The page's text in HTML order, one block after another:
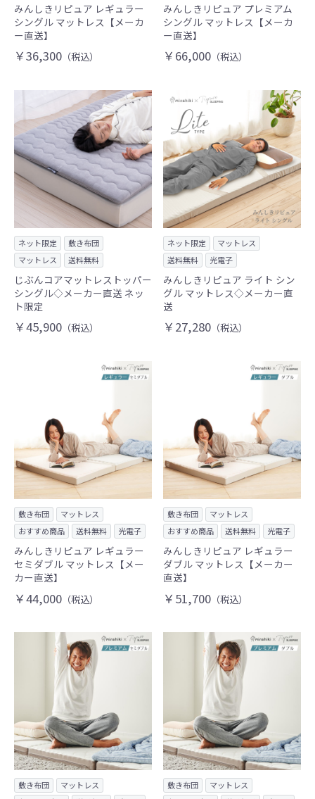
みんしきリピュア レギュラー
シングル マットレス【メーカ
ー直送】
￥36,300 （税込）
みんしきリピュア プレミアム
シングル マットレス【メーカ
ー直送】
￥66,000 （税込）
ネット限定
敷き布団
マットレス
送料無料
じぶんコアマットレストッパー
シングル◇メーカー直送 ネッ
ト限定
￥45,900 （税込）
ネット限定
マットレス
送料無料
光電子
みんしきリピュア ライト シン
グル マットレス◇メーカー直
送
￥27,280 （税込）
敷き布団
マットレス
おすすめ商品
送料無料 光電子
みんしきリピュア レギュラー
セミダブル マットレス【メー
カー直送】
￥44,000 （税込）
敷き布団
マットレス
おすすめ商品
送料無料 光電子
みんしきリピュア レギュラー
ダブル マットレス【メーカー
直送】
￥51,700 （税込）
敷き布団
マットレス
敷き布団
マットレス